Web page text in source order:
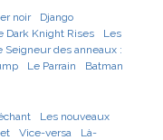
noir
Django
Dark Knight Rises
Les
Seigneur des anneaux :
Le Parrain
Batman
Les nouveaux
Vice-versa Là-